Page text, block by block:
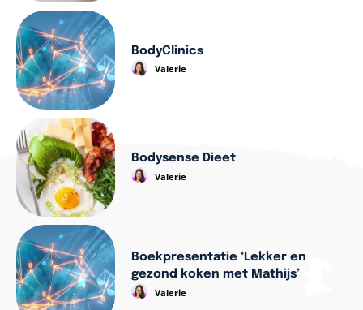
BodyClinics
Valerie
Bodysense Dieet
Valerie
Boekpresentatie ‘Lekker en
gezond koken met Mathijs’
Valerie